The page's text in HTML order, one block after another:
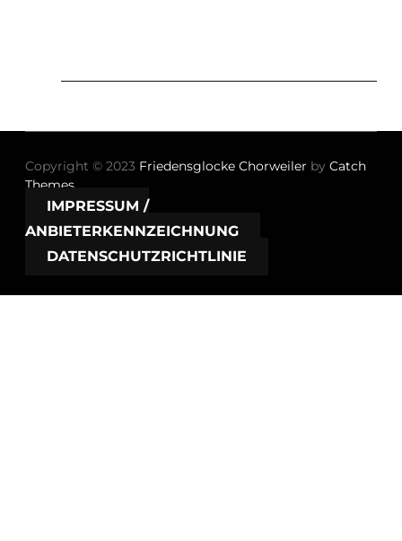
Copyright © 2023 Friedensglocke Chorweiler by Catch
Themes
IMPRESSUM /
ANBIETERKENNZEICHNUNG
DATENSCHUTZRICHTLINIE